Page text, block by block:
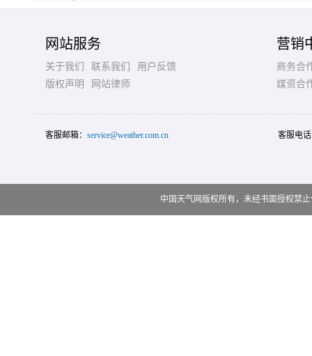
网站服务
关于我们 联系我们
用户反馈
版权声明
网站律师
营销
商务合
媒资合
客服邮箱： service@weather.com.cn 客服电
中国天气网版权所有，未经书面授权